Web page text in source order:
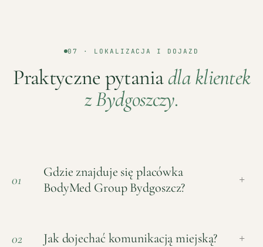
07 · LOKALIZACJA I DOJAZD
Praktyczne pytaniadla klientek
zBydgoszczy.
01
Gdzie znajduje się placówka
BodyMed Group Bydgoszcz?
+
02 Jak dojechać komunikacją miejską? +